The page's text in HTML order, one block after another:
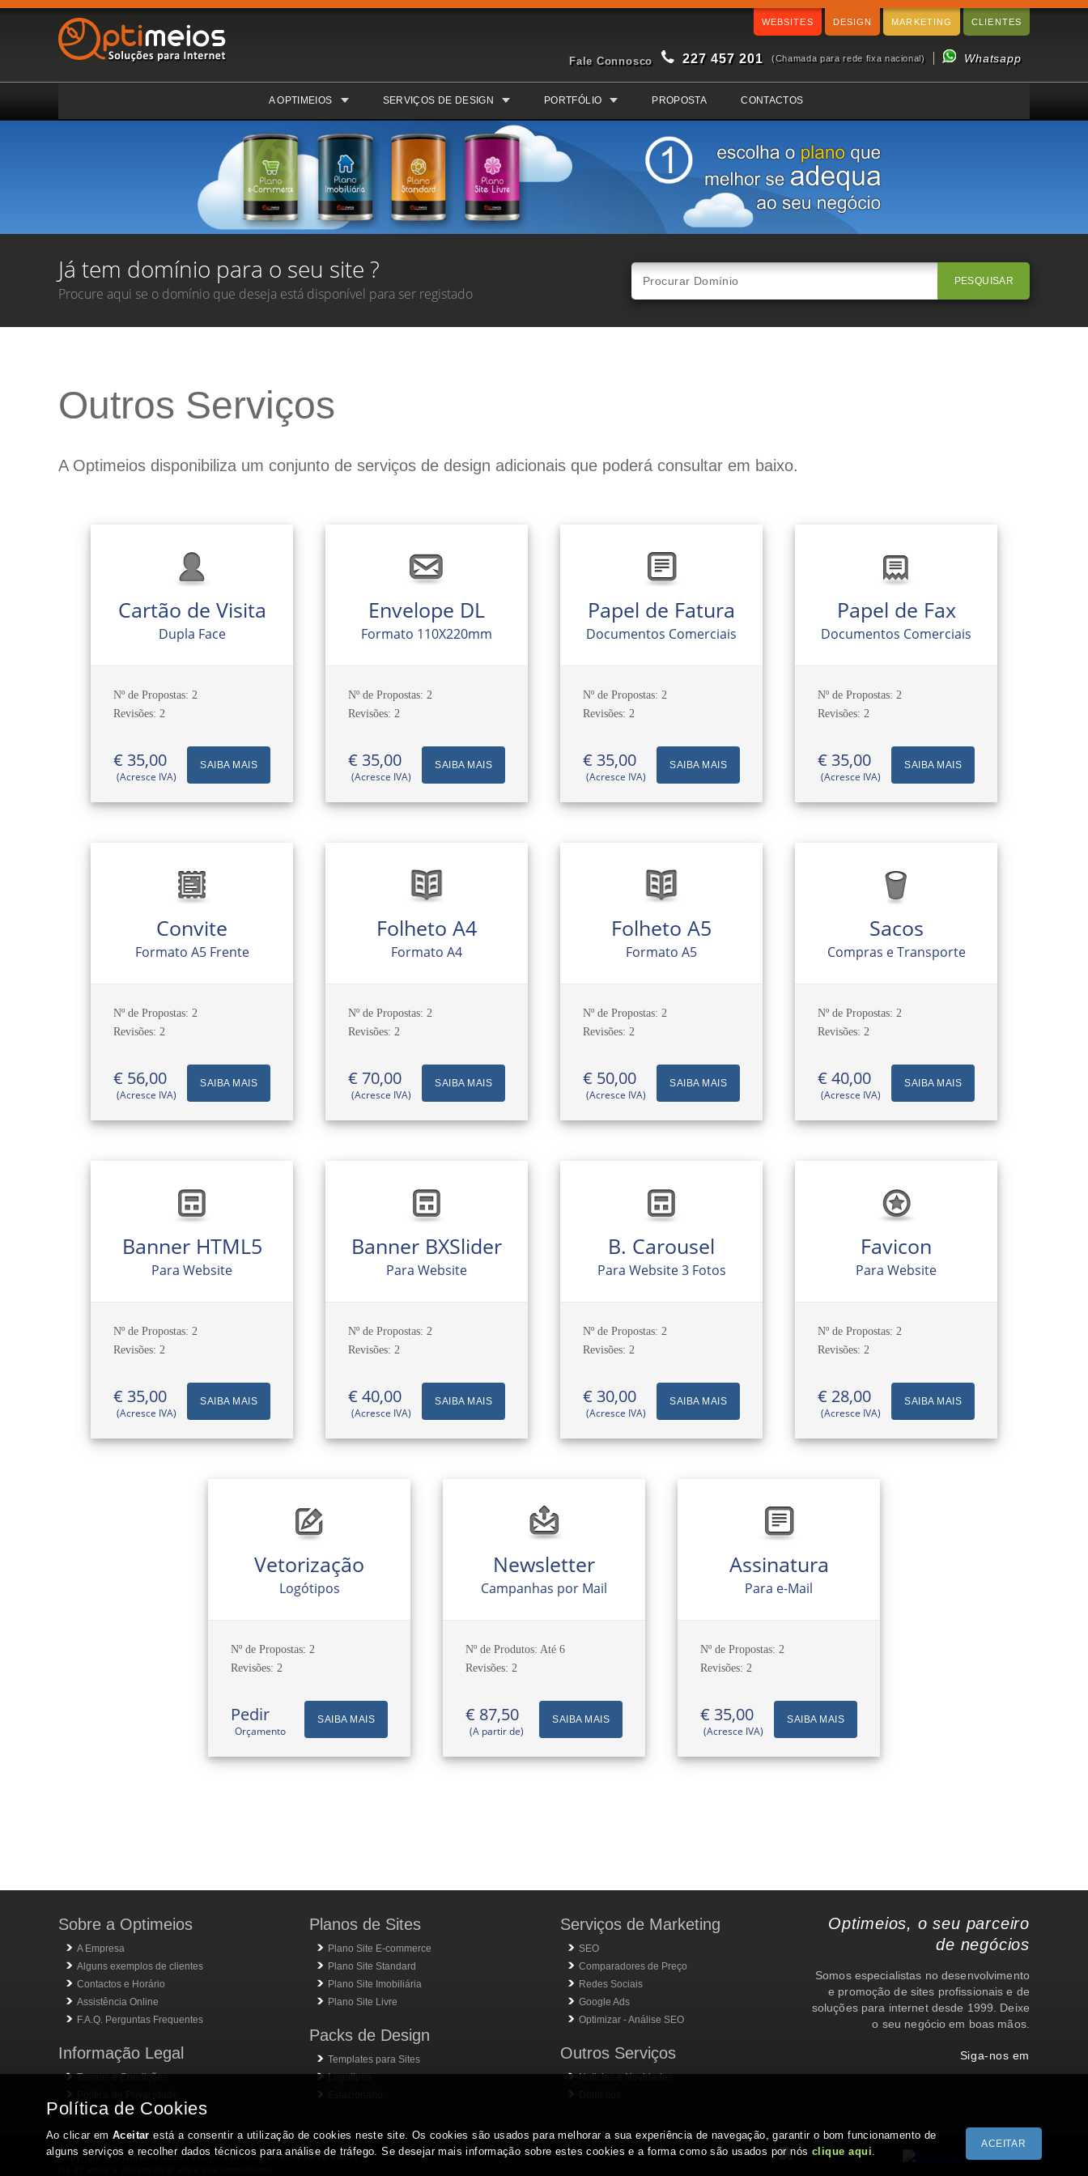
CLIENTES
MARKETING
DESIGN
WEBSITES
Fale Connosco 227 457 201 (Chamada para rede fixa nacional) Whatsapp
A OPTIMEIOS SERVIÇOS DE DESIGN PORTFÓLIO PROPOSTA CONTACTOS
Já tem domínio para o seu site ?
Procure aqui se o domínio que deseja está disponível para ser registado
PESQUISAR
Outros Serviços
A Optimeios disponibiliza um conjunto de serviços de design adicionais que poderá consultar em baixo.
Cartão de Visita
Dupla Face
Nº de Propostas: 2
Revisões: 2
€ 35,00
(Acresce IVA)
SAIBA MAIS
Envelope DL
Formato 110X220mm
Nº de Propostas: 2
Revisões: 2
€ 35,00
(Acresce IVA)
SAIBA MAIS
Papel de Fatura
Documentos Comerciais
Nº de Propostas: 2
Revisões: 2
€ 35,00
(Acresce IVA)
SAIBA MAIS
Papel de Fax
Documentos Comerciais
Nº de Propostas: 2
Revisões: 2
€ 35,00
(Acresce IVA)
SAIBA MAIS
Convite
Formato A5 Frente
Nº de Propostas: 2
Revisões: 2
€ 56,00
(Acresce IVA)
SAIBA MAIS
Folheto A4
Formato A4
Nº de Propostas: 2
Revisões: 2
€ 70,00
(Acresce IVA)
SAIBA MAIS
Folheto A5
Formato A5
Nº de Propostas: 2
Revisões: 2
€ 50,00
(Acresce IVA)
SAIBA MAIS
Sacos
Compras e Transporte
Nº de Propostas: 2
Revisões: 2
€ 40,00
(Acresce IVA)
SAIBA MAIS
Banner HTML5
Para Website
Nº de Propostas: 2
Revisões: 2
€ 35,00
(Acresce IVA)
SAIBA MAIS
Banner BXSlider
Para Website
Nº de Propostas: 2
Revisões: 2
€ 40,00
(Acresce IVA)
SAIBA MAIS
B. Carousel
Para Website 3 Fotos
Nº de Propostas: 2
Revisões: 2
€ 30,00
(Acresce IVA)
SAIBA MAIS
Favicon
Para Website
Nº de Propostas: 2
Revisões: 2
€ 28,00
(Acresce IVA)
SAIBA MAIS
Vetorização
Logótipos
Nº de Propostas: 2
Revisões: 2
Pedir
Orçamento
SAIBA MAIS
Newsletter
Campanhas por Mail
Nº de Produtos: Até 6
Revisões: 2
€ 87,50
(A partir de)
SAIBA MAIS
Assinatura
Para e-Mail
Nº de Propostas: 2
Revisões: 2
€ 35,00
(Acresce IVA)
SAIBA MAIS
Sobre a Optimeios
A Empresa
Alguns exemplos de clientes
Contactos e Horário
Assistência Online
F.A.Q. Perguntas Frequentes
Informação Legal
Termos e Condições
Planos de Sites
Plano Site E-commerce
Plano Site Standard
Plano Site Imobiliária
Plano Site Livre
Packs de Design
Templates para Sites
Logotipos
Serviços de Marketing
SEO
Comparadores de Preço
Redes Sociais
Google Ads
Optimizar - Análise SEO
Outros Serviços
Noticias e Novidades
Optimeios, o seu parceiro
de negócios
Somos especialistas no desenvolvimento
e promoção de sites profissionais e de
soluções para internet desde 1999. Deixe
o seu negócio em boas mãos.
Siga-nos em
Copyright © Optimeios 1999 / 2026 - Todos os Direitos Reservados